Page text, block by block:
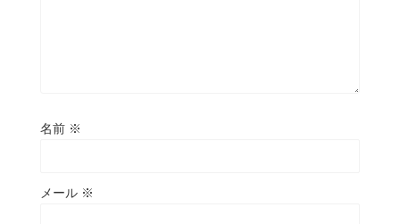
名前 ※
メール ※